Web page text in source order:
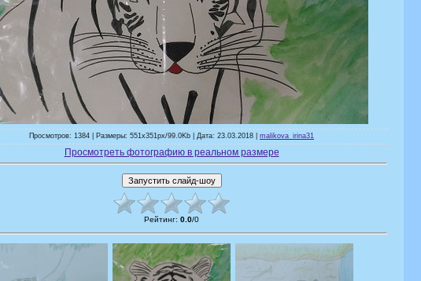
Просмотров: 1384 | Размеры: 551x351px/99.0Kb | Дата: 23.03.2018 | malikova_irina31
Просмотреть фотографию в реальном размере
Рейтинг: 0.0/0